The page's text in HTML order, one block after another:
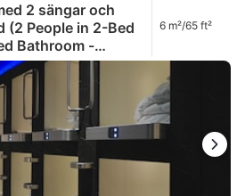
2 sängar och
(2 People in 2-Bed
Bathroom -
6 m²/65 ft²